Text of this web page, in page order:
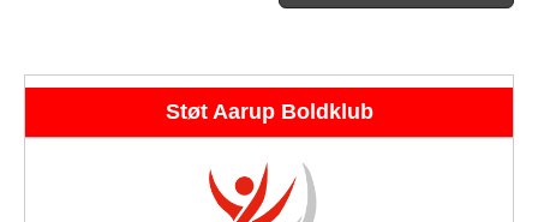
Støt Aarup Boldklub